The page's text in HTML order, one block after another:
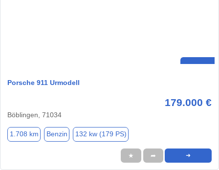
Porsche 911 Urmodell
179.000 €
Böblingen, 71034
1.708 km Benzin 132 kw (179 PS)
★ ➦ ➜